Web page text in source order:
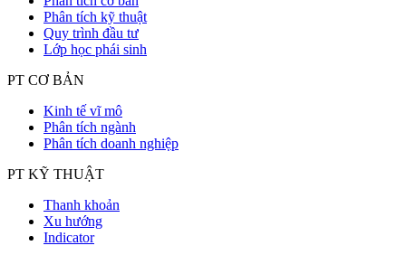
Phân tích kỹ thuật
Quy trình đầu tư
Lớp học phái sinh
PT CƠ BẢN
Kinh tế vĩ mô
Phân tích ngành
Phân tích doanh nghiệp
PT KỸ THUẬT
Thanh khoản
Xu hướng
Indicator